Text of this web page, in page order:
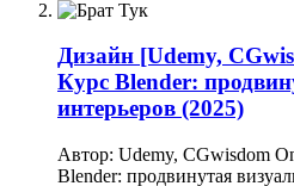
Дизайн [Udemy,
Курс Blender:
интерьеров (2025)
Автор: Udemy, CGwisdom
Blender: продвинутая